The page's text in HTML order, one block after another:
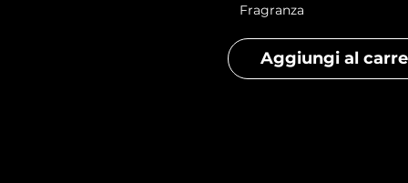
Fragranza
Aggiungi al